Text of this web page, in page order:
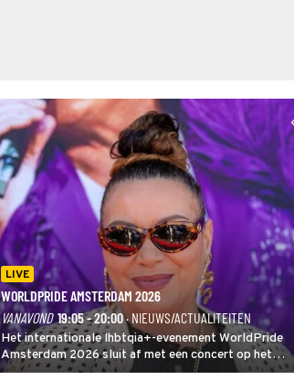
LIVE
WORLDPRIDE AMSTERDAM 2026
VANAVOND 19:05 - 20:00· NIEUWS/ACTUALITEITEN
Het internationale lhbtqia+-evenement WorldPride
Amsterdam 2026 sluit af met een concert op het
Amsterdamse Museumplein. Anita Doth is een van de